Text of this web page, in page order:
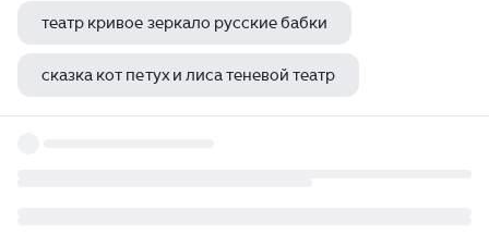
театр кривое зеркало русские бабки
сказка кот петух и лиса теневой театр